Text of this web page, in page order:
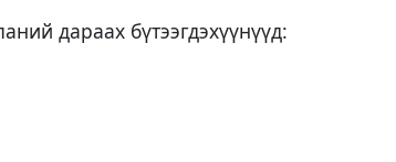
дараах бүтээгдэхүүнүүд: